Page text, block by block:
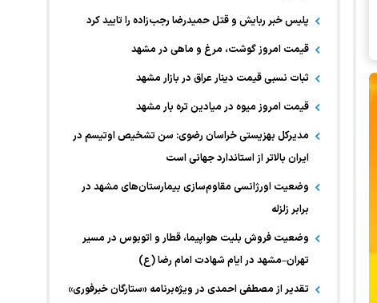
پلیس خبر ربایش و قتل حمیدرضا رجب‌زاده را تایید کرد
قیمت امروز گوشت، مرغ و ماهی در مشهد
ثبات نسبی قیمت دینار عراق در بازار مشهد
قیمت امروز میوه در میادین تره بار مشهد
مدیرکل بهزیستی خراسان رضوی: سن تشخیص اوتیسم در
ایران بالاتر از استاندارد جهانی است
وضعیت اورژانسی مقاوم‌سازی بیمارستان‌های مشهد در
برابر زلزله
وضعیت فروش بلیت هواپیما، قطار و اتوبوس در مسیر
تهران–مشهد در ایام شهادت امام رضا (ع)
تقدیر از مصطفی احمدی در ویژه‌برنامه «ستارگان خبرفوری»